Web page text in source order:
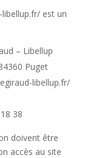
est un
– Libellup
Puget
libellup.fr/
38
doivent être
accès au site